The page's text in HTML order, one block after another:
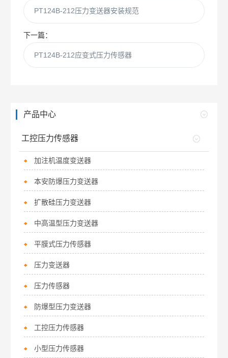
PT124B-212压力变送器安装规范
下一篇：
PT124B-212应变式压力传感器
产品中心
工控压力传感器
加注机温度变送器
本安防爆压力变送器
扩散硅压力变送器
中高温型压力变送器
平膜式压力传感器
压力变送器
压力传感器
防爆型压力变送器
工控压力传感器
小型压力传感器